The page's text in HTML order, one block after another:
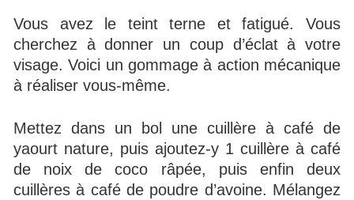
Vous avez le teint terne et fatigué. Vous
cherchez à donner un coup d’éclat à votre
visage. Voici un gommage à action mécanique
à réaliser vous-même.
Mettez dans un bol une cuillère à café de
yaourt nature, puis ajoutez-y 1 cuillère à café
de noix de coco râpée, puis enfin deux
cuillères à café de poudre d’avoine. Mélangez